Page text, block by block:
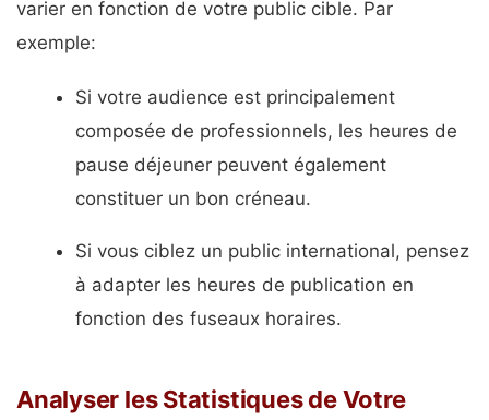
varier en fonction de votre public cible. Par
exemple:
Si votre audience est principalement
composée de professionnels, les heures de
pause déjeuner peuvent également
constituer un bon créneau.
Si vous ciblez un public international, pensez
à adapter les heures de publication en
fonction des fuseaux horaires.
Analyser les Statistiques de Votre